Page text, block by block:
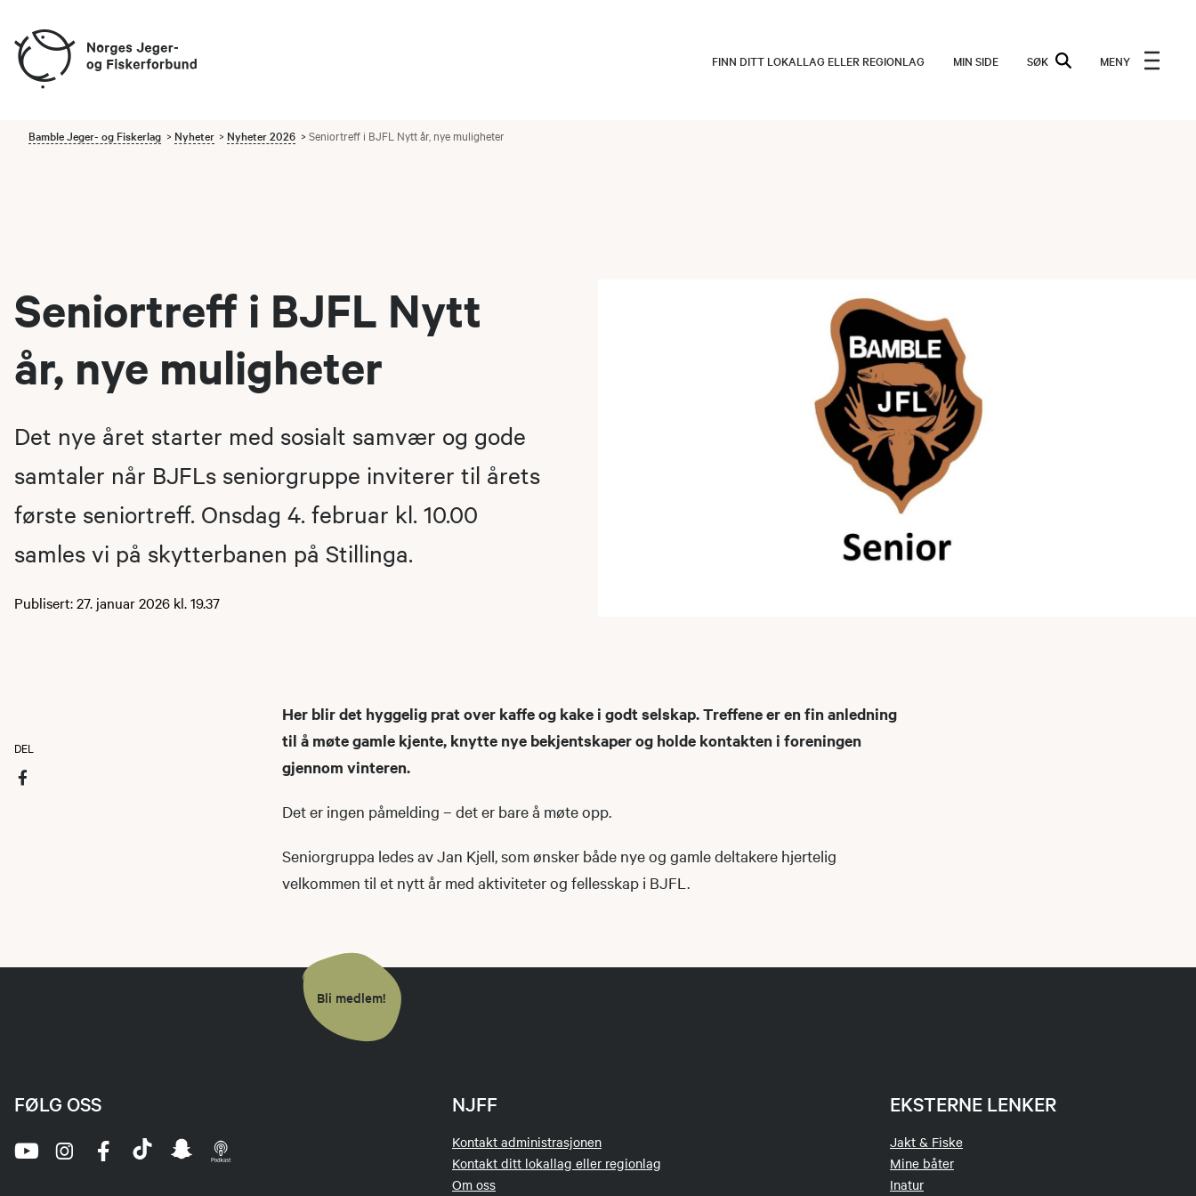
FINN DITT LOKALLAG ELLER REGIONLAG MIN SIDE SØK MENY
Bamble Jeger- og Fiskerlag Nyheter Nyheter 2026 Seniortreff i BJFL Nytt år, nye muligheter
Seniortreff i BJFL Nytt
år, nye muligheter
Det nye året starter med sosialt samvær og gode
samtaler når BJFLs seniorgruppe inviterer til årets
første seniortreff. Onsdag 4. februar kl. 10.00
samles vi på skytterbanen på Stillinga.
Publisert: 27. januar 2026 kl. 19.37
DEL
Her blir det hyggelig prat over kaffe og kake i godt selskap. Treffene er en fin anledning
til å møte gamle kjente, knytte nye bekjentskaper og holde kontakten i foreningen
gjennom vinteren.
Det er ingen påmelding – det er bare å møte opp.
Seniorgruppa ledes av Jan Kjell, som ønsker både nye og gamle deltakere hjertelig
velkommen til et nytt år med aktiviteter og fellesskap i BJFL.
Bli medlem!
NJFF
Kontakt administrasjonen
Kontakt ditt lokallag eller regionlag
Om oss
EKSTERNE LENKER
Jakt & Fiske
Mine båter
Inatur
FØLG OSS